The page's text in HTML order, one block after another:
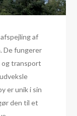
af
De fungerer
og transport
er unik i sin
den til et